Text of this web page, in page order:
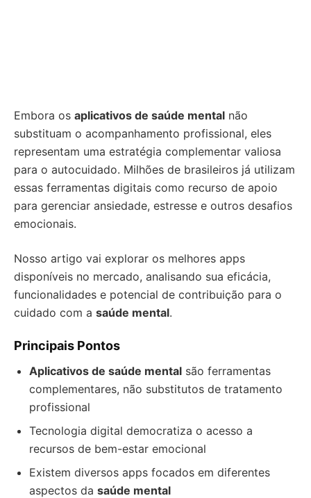
Embora os aplicativos de saúde mental não
substituam o acompanhamento profissional, eles
representam uma estratégia complementar valiosa
para o autocuidado. Milhões de brasileiros já utilizam
essas ferramentas digitais como recurso de apoio
para gerenciar ansiedade, estresse e outros desafios
emocionais.
Nosso artigo vai explorar os melhores apps
disponíveis no mercado, analisando sua eficácia,
funcionalidades e potencial de contribuição para o
cuidado com a saúde mental.
Principais Pontos
Aplicativos de saúde mental são ferramentas
complementares, não substitutos de tratamento
profissional
Tecnologia digital democratiza o acesso a
recursos de bem-estar emocional
Existem diversos apps focados em diferentes
aspectos da saúde mental